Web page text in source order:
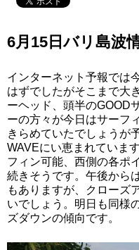
6月15日バリ島波
インターネット予報では
はずでしたがそこまで大
ーヘッド、頭半のGOOD
ーの方々が今日はサーフ
きらめていたでしょうが
WAVEにい恵まれていま
フィン可能、西側の各ポ
続きそうです。午後から
もありますが、クローズ
いでしょう。明日も同様
ズダウンの傾向です。